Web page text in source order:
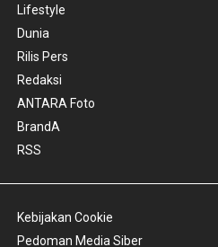
Lifestyle
Dunia
Rilis Pers
Redaksi
ANTARA Foto
BrandA
RSS
Kebijakan Cookie
Pedoman Media Siber